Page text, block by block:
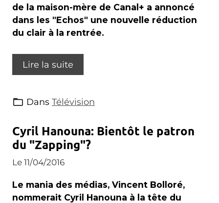
de la maison-mère de Canal+ a annoncé
dans les "Echos" une nouvelle réduction
du clair à la rentrée.
Lire la suite
Dans Télévision
Cyril Hanouna: Bientôt le patron
du "Zapping"?
Le 11/04/2016
Le mania des médias, Vincent Bolloré,
nommerait Cyril Hanouna à la tête du